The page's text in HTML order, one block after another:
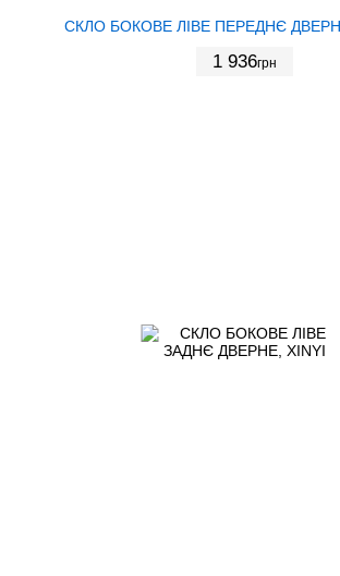
СКЛО БОКОВЕ ЛІВЕ ПЕРЕДНЄ
1 936грн